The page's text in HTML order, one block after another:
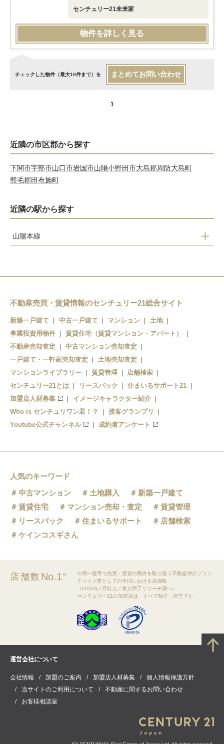
センチュリー21未来家
物件を詳しく見る
チェックした物件（最大10件まで）を まとめてお問い合わせ
1
近隣の市区郡から探す
下関市宇部市山口市岩国市山陽小野田市大島郡周防大島町
熊毛郡田布施町
近隣の駅から探す
山陽本線
長府
新下関
幡生
下関
不動産売買・賃貸情報のセンチュリー21総合サイト
新築一戸建て 中古一戸建て マンション
土地
事業投資用物件
賃貸住宅（賃貸マンション・アパート）
不動産売却査定
中古マンション売却査定
一戸建て・一軒家売却査定
土地売却査定
マンションライブラリー
賃貸管理
店舗検索
センチュリー21とは
リースバック
住まいるサポート21
加盟店人材募集
イメージキャラクター紹介
Who is センチュリワン君！？
接客グランプリ
Youtube公式チャンネル
成約者アンケート
人気のキーワード
中古マンション
土地購入
新築一戸建て
賃貸住宅
マンション売却・査定
賃貸管理
リースバック
住まいるサポート
店舗検索
ケインコスギさん
店舗数 No.1※
※同一屋号で売買・賃貸の両方を取り扱う不動産仲介フラン
チャイズ業としての全国における店舗数
（2026年7月時点／東京商工リサーチ調べ）
センチュリー21の加盟店は、すべて独立・自営です。
運営会社について
会社情報 加盟のご案内 加盟店人材募集
個人情報保護方針
当サイトのご利用について
不動産に関するお問い合わせ
お客様相談室